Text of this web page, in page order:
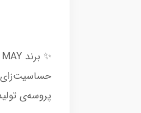
حساسیت‌زای
پروسه‌ی